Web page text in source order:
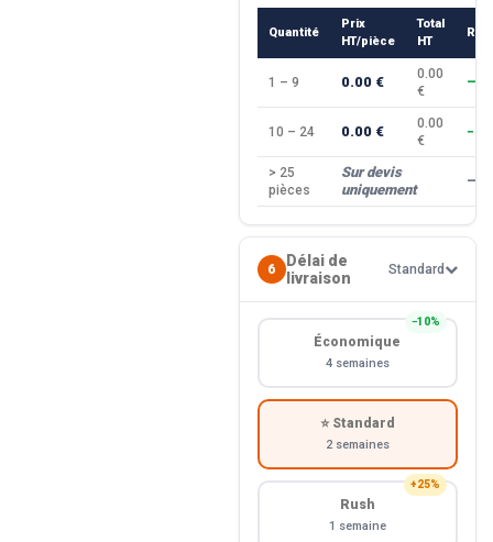
Quantité
Prix
HT/pièce
Total
HT
1 – 9 0.00 €
0.00
€
—
10 – 24 0.00 €
0.00
€
> 25
pièces
Sur devis
uniquement
—
6
Délai de
livraison
Standard
−10%
Économique
4 semaines
⭐ Standard
2 semaines
+25%
Rush
1 semaine